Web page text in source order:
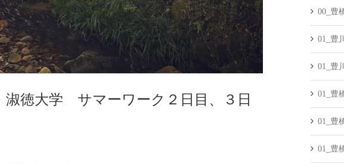
淑徳大学 サマーワーク２日目、３日
00_豊
01_豊
01_豊
01_豊
01_豊
01_豊